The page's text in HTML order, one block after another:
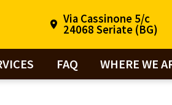
Via Cassinone 5/c
24068 Seriate (BG)
FAQ WHERE WE